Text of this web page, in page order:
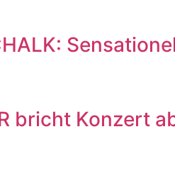
bricht Konzert